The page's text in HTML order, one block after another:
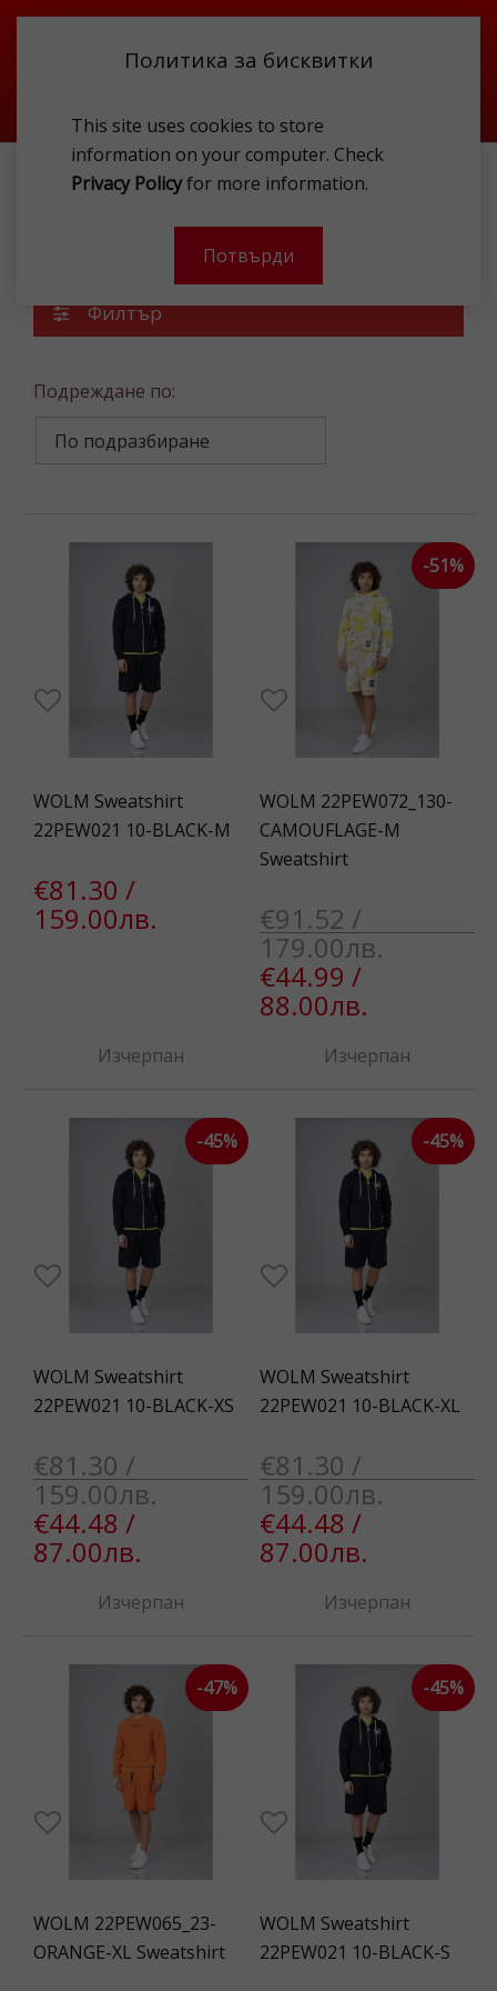
Политика за бисквитки
This site uses cookies to store
information on your computer. Check
Privacy Policyfor more information.
Потвърди
Филтър
Подреждане по:
WOLM Sweatshirt
22PEW021 10-BLACK-M
€81.30 /
159.00лв.
Изчерпан
WOLM 22PEW072_130-
CAMOUFLAGE-M
Sweatshirt
€91.52 /
179.00лв.
€44.99 /
88.00лв.
Изчерпан
-51%
WOLM Sweatshirt
22PEW021 10-BLACK-XS
€81.30 /
159.00лв.
€44.48 /
87.00лв.
Изчерпан
-45%
WOLM Sweatshirt
22PEW021 10-BLACK-XL
€81.30 /
159.00лв.
€44.48 /
87.00лв.
Изчерпан
-45%
WOLM 22PEW065_23-
ORANGE-XL Sweatshirt
-47%
WOLM Sweatshirt
22PEW021 10-BLACK-S
-45%